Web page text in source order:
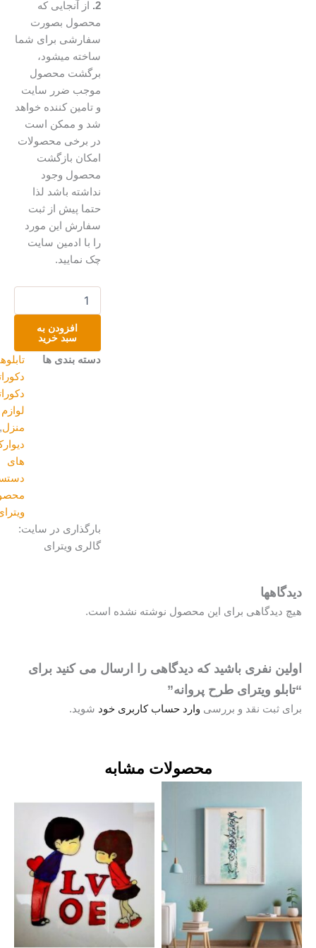
از آنجایی که
محصول بصورت
سفارشی برای شما
ساخته میشود،
برگشت محصول
موجب ضرر سایت
و تامین کننده خواهد
شد و ممکن است
در برخی محصولات
امکان بازگشت
محصول وجود
نداشته باشد لذا
حتما پیش از ثبت
سفارش این مورد
را با ادمین سایت
چک نمایید.
طرح
افزودن به
سبد خرید
دسته بندی ها
تابلوهای
دکوراتیو,
دکوراتیو و
لوازم
منزل,
دیوارکوب
دستساز,
محصولات
ویترای
بارگذاری در سایت:
گالری ویترای
دیدگاهی برای این محصول نوشته نشده است.
نفری باشید که دیدگاهی را ارسال می کنید برای
ویترای طرح پروانه”
ثبت نقد و بررسیوارد حساب کاربری خود شوید.
محصولات مشابه